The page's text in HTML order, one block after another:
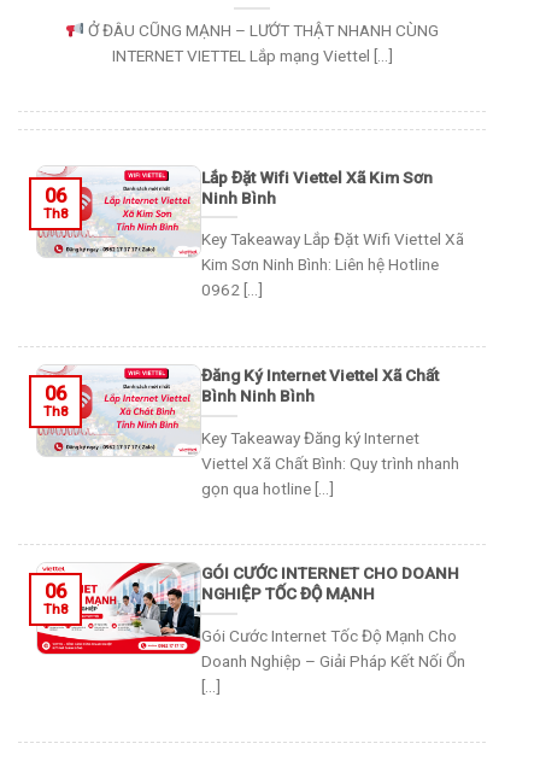
Ở ĐÂU CŨNG MẠNH – LƯỚT THẬT NHANH CÙNG
INTERNET VIETTEL Lắp mạng Viettel [...]
Lắp Đặt Wifi Viettel Xã Kim Sơn
Ninh Bình
Key Takeaway Lắp Đặt Wifi Viettel Xã
Kim Sơn Ninh Bình: Liên hệ Hotline
0962 [...]
06
Th8
Đăng Ký Internet Viettel Xã Chất
Bình Ninh Bình
Key Takeaway Đăng ký Internet
Viettel Xã Chất Bình: Quy trình nhanh
gọn qua hotline [...]
06
Th8
GÓI CƯỚC INTERNET CHO DOANH
NGHIỆP TỐC ĐỘ MẠNH
Gói Cước Internet Tốc Độ Mạnh Cho
Doanh Nghiệp – Giải Pháp Kết Nối Ổn
[...]
06
Th8